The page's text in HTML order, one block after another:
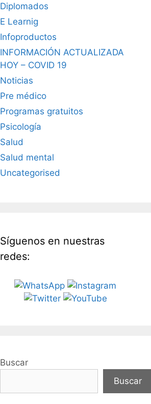
Diplomados
E Learnig
Infoproductos
INFORMACIÓN ACTUALIZADA
HOY – COVID 19
Noticias
Pre médico
Programas gratuitos
Psicología
Salud
Salud mental
Uncategorised
Síguenos en nuestras
redes:
Buscar
Buscar